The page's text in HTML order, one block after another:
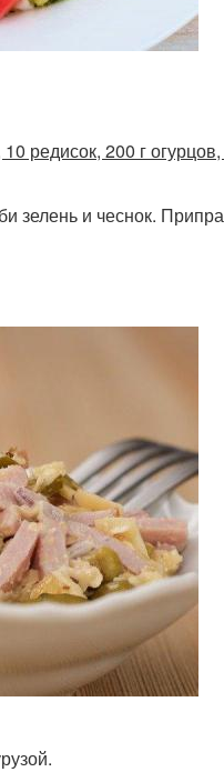
редисок, 200 г огурцов,
зелень и чеснок.